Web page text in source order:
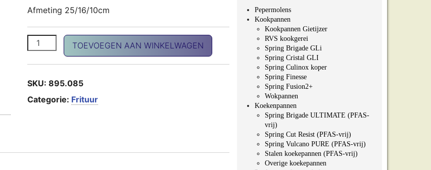
Afmeting 25/16/10cm
Frites zakjes standaard aantal
TOEVOEGEN AAN WINKELWAGEN
SKU: 895.085
Categorie: Frituur
Pepermolens
Kookpannen
Kookpannen Gietijzer
RVS kookgerei
Spring Brigade GLi
Spring Cristal GLI
Spring Culinox koper
Spring Finesse
Spring Fusion2+
Wokpannen
Koekenpannen
Spring Brigade ULTIMATE (PFAS-
vrij)
Spring Cut Resist (PFAS-vrij)
Spring Vulcano PURE (PFAS-vrij)
Stalen koekepannen (PFAS-vrij)
Overige koekepannen